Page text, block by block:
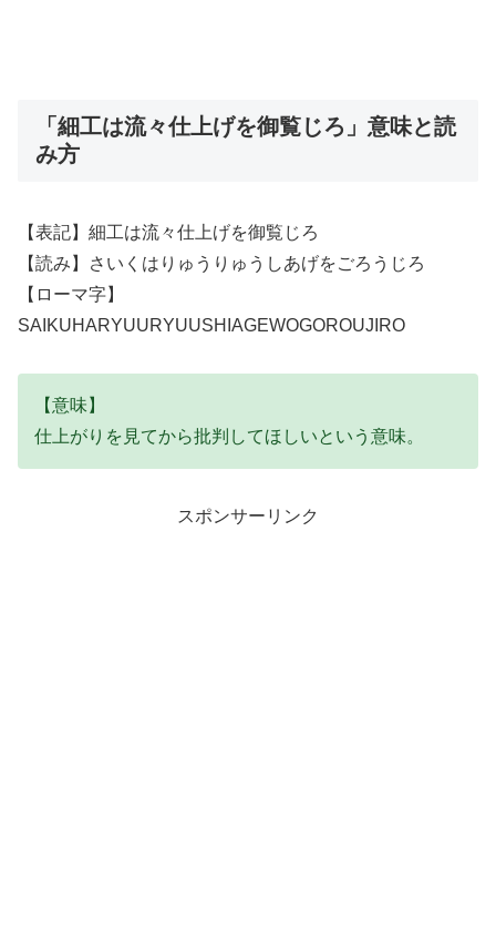
「細工は流々仕上げを御覧じろ」意味と読
み方
【表記】細工は流々仕上げを御覧じろ
【読み】さいくはりゅうりゅうしあげをごろうじろ
【ローマ字】
SAIKUHARYUURYUUSHIAGEWOGOROUJIRO
【意味】
仕上がりを見てから批判してほしいという意味。
スポンサーリンク